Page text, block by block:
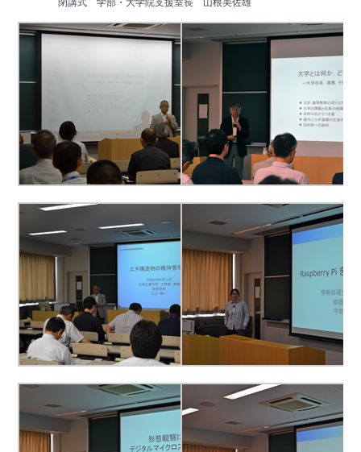
閉講式　学部・大学院支援室長　山根美佐雄